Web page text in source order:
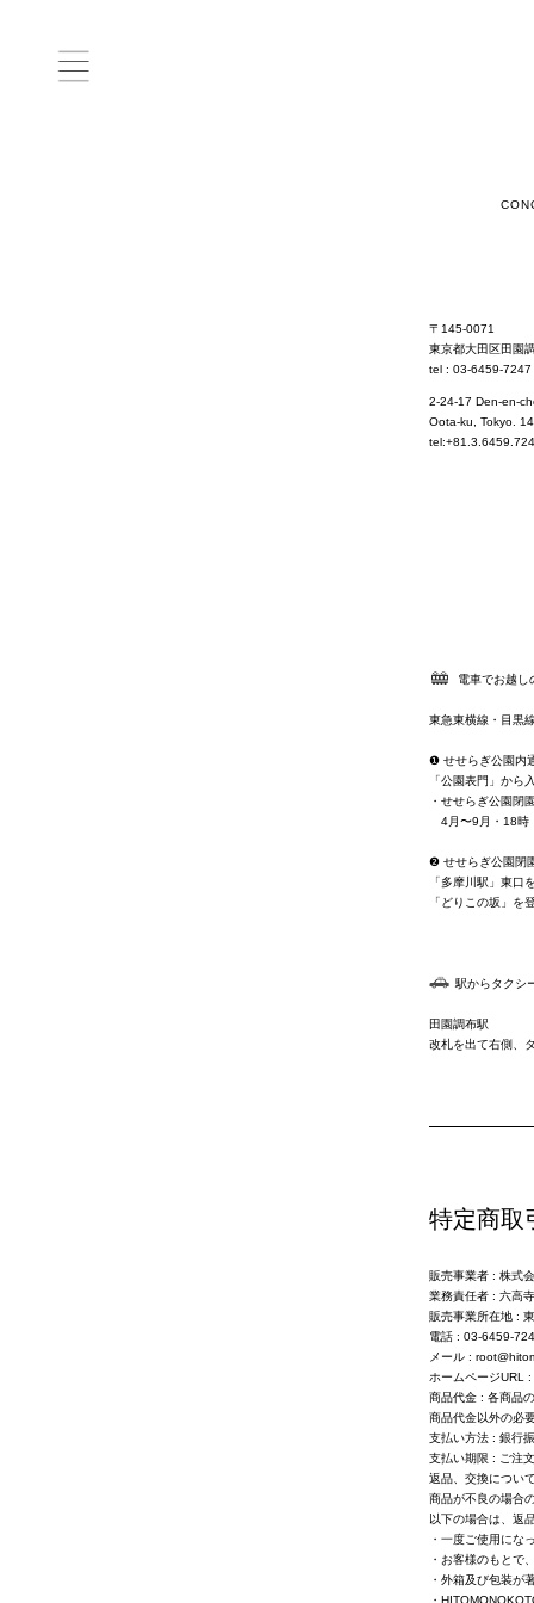
〒145-0071
東京都大田区田園
tel : 03-6459-7247
2-24-17 Den-en-
Oota-ku, Tokyo.
電車でお越し
東急東横線・目黒
❶ せせらぎ公園
「公園表門」から
・せせらぎ公園閉
4月〜9月・18時
❷ せせらぎ公園
「多摩川駅」東口
「どりこの坂」を
駅からタクシー
田園調布駅
改札を出て右側、
特定商取
販売事業者 : 株式
業務責任者 : 六高
販売事業所在地 :
電話 : 03-6459-
メール :
ホームページURL
:
商品代金 : 各商品
商品代金以外の必
支払い方法 : 銀行
支払い期限 : ご注
返品、交換につい
商品が不良の場合
以下の場合は、返
・一度ご使用にな
・お客様のもとで
・外箱及び包装が
・